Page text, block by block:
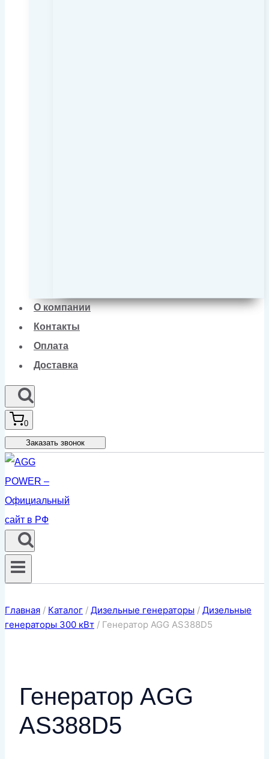
О компании
Контакты
Оплата
Доставка
0
Заказать звонок
Главная / Каталог / Дизельные генераторы / Дизельные
генераторы 300 кВт / Генератор AGG AS388D5
Генератор AGG
AS388D5